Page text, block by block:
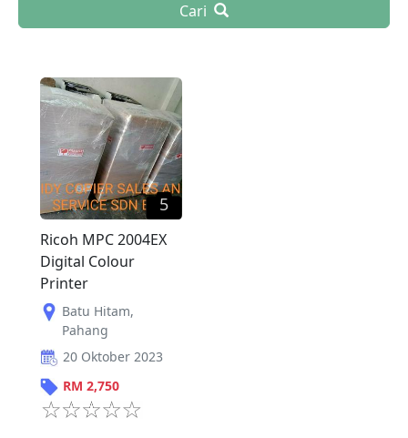
Cari
5
Ricoh MPC 2004EX
Digital Colour
Printer
Batu Hitam,
Pahang
20 Oktober 2023
RM 2,750